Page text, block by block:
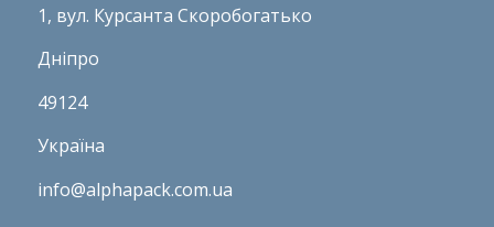
1, вул. Курсанта Скоробогатько
Дніпро
49124
Україна
info@alphapack.com.ua